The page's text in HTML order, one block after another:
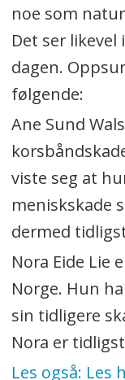
noe som
Det ser
dagen.
følgende:
Ane Sund
viste seg at
meniskskade
dermed
Nora Eide Lie
Norge. Hun
sin tidligere
Nora er
Les også: Les